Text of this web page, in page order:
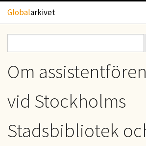
Hoppa till huvudinnehåll
Globalarkivet
TIDSKRIFTER
Sökformulär
Om
vid Stockholms
Stadsbibliotek